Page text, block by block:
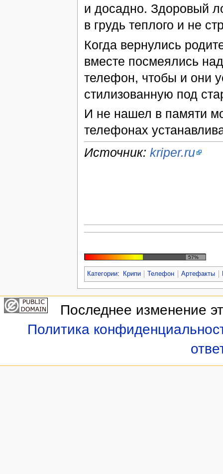
и досадно. Здоровый
в грудь теплого и не
Когда вернулись
вместе посмеялись
телефон, чтобы и они
стилизованную под
И не нашел в памяти
телефонах
Источник: kriper.ru
57%
Категории: Крипи Телефон Артефакты
Последнее изменение
Политика